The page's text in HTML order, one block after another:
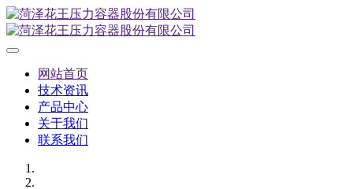
网站首页
技术资讯
产品中心
关于我们
联系我们